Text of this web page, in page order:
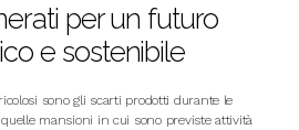
per un futuro
e sostenibile
sono gli scarti prodotti durante le
mansioni in cui sono previste attività